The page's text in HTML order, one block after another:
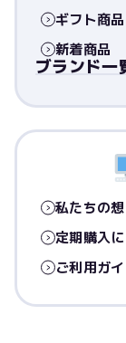
ギフト商品
新着商品
ブランド一
私たちの
定期購入
ご利用ガ